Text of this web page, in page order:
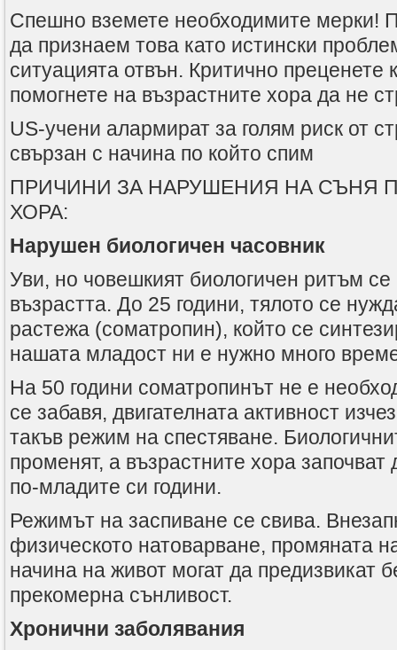
Спешно вземете необходимите мерки!
да признаем това като истински
ситуацията отвън. Критично преценете
помогнете на възрастните хора да не
US-учени алармират за голям риск от
свързан с начина по който спим
ПРИЧИНИ ЗА НАРУШЕНИЯ НА СЪНЯ
ХОРА:
Нарушен биологичен часовник
Уви, но човешкият биологичен ритъм
възрастта. До 25 години, тялото се
растежа (соматропин), който се
нашата младост ни е нужно много
На 50 години соматропинът не е
се забавя, двигателната активност
такъв режим на спестяване.
променят, а възрастните хора започват
по-младите си години.
Режимът на заспиване се свива.
физическото натоварване, промяната
начина на живот могат да предизвикат
прекомерна сънливост.
Хронични заболявания